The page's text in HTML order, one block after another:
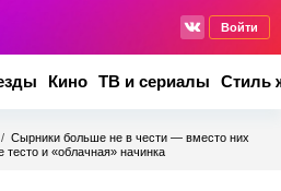
Войти
Кино ТВ и сериалы Стиль
/ Сырники больше не в чести — вместо них
и «облачная» начинка